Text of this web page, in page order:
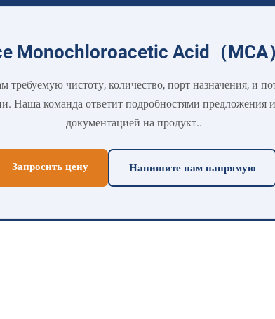
Monochloroacetic Acid（MCA
требуемую чистоту, количество, порт назначения, и
Наша команда ответит подробностями предложения
документацией на продукт..
Запросить цену Напишите нам напрямую